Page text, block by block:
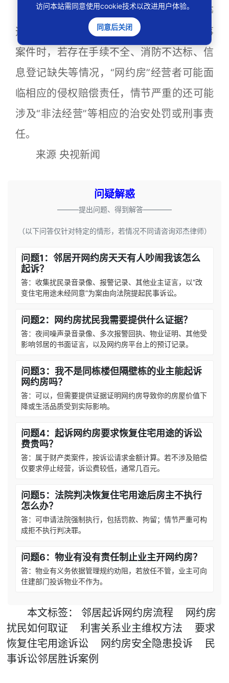
专家提醒，在涉及火灾事故、黄赌毒等
违法犯罪，以及诈骗、非法拘禁等其他刑事
案件时，若存在手续不全、消防不达标、信
息登记缺失等情况，“网约房”经营者可能面
临相应的侵权赔偿责任，情节严重的还可能
涉及“非法经营”等相应的治安处罚或刑事责
任。
来源 央视新闻
问疑解惑
———提出问题、得到解答————
（以下问答仅针对特定的情形，若情况不同请咨询邓杰律师）
问题1：邻居开网约房天天有人吵闹我该怎么
起诉？
答：收集扰民录音录像、报警记录、其他业主证言，以“改
变住宅用途未经同意”为案由向法院提起民事诉讼。
问题2：网约房扰民我需要提供什么证据？
答：夜间噪声录音录像、多次报警回执、物业证明、其他受
影响邻居的书面证言，以及网约房平台上的预订记录。
问题3：我不是同栋楼但隔壁栋的业主能起诉
网约房吗？
答：可以，但需要提供证据证明网约房导致你的房屋价值下
降或生活品质受到实际影响。
问题4：起诉网约房要求恢复住宅用途的诉讼
费贵吗？
答：属于财产类案件，按诉讼请求金额计算。若不涉及赔偿
仅要求停止经营，诉讼费较低，通常几百元。
问题5：法院判决恢复住宅用途后房主不执行
怎么办？
答：可申请法院强制执行，包括罚款、拘留；情节严重可构
成拒不执行判决罪。
问题6：物业有没有责任制止业主开网约房？
答：物业有义务依据管理规约劝阻，若放任不管，业主可向
住建部门投诉物业不作为。
本文标签： 邻居起诉网约房流程
网约房
扰民如何取证
利害关系业主维权方法
要求
恢复住宅用途诉讼
网约房安全隐患投诉
民
事诉讼邻居胜诉案例
访问本站需同意使用cookie技术以改进用户体验。
同意后关闭